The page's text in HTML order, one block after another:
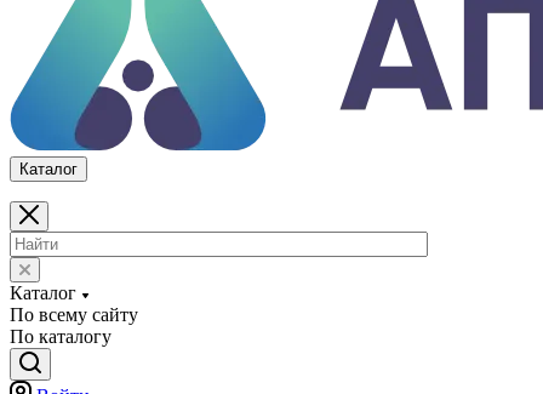
Войти
Сравнение
Избранное
Корзина
Каталог